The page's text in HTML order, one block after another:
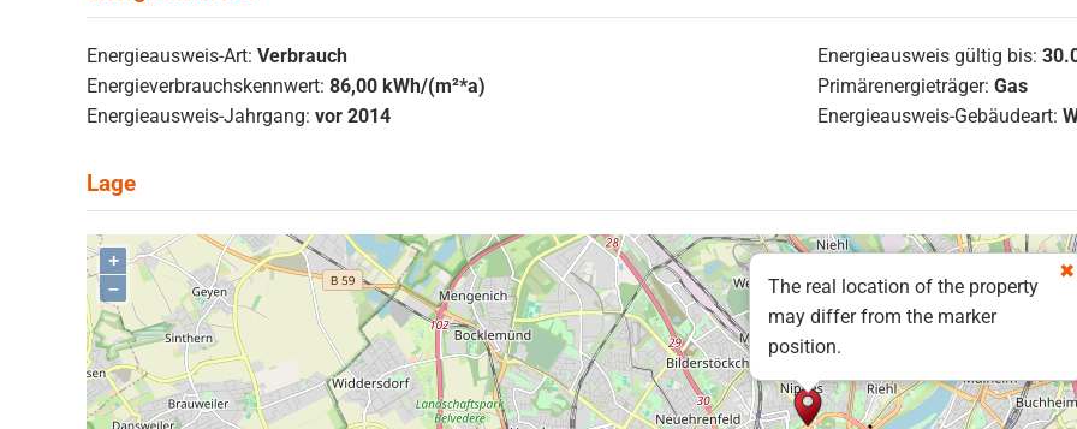
Energieausweis-Art: Verbrauch Energieausweis gültig bis:
Energieverbrauchskennwert: 86,00 kWh/(m²*a) Primärenergieträger: Gas
Energieausweis-Jahrgang: vor 2014 Energieausweis-Gebäudeart:
The real location of the property
may differ from the marker
position.
+
–